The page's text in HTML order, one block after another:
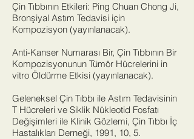
Çin Tıbbının Etkileri: Ping Chuan Chong Ji,
Bronşiyal Astım Tedavisi için
Kompozisyon (yayınlanacak).
Anti-Kanser Numarası Bir, Çin Tıbbının Bir
Kompozisyonunun Tümör Hücrelerini in
vitro Öldürme Etkisi (yayınlanacak).
Geleneksel Çin Tıbbı ile Astım Tedavisinin
T Hücreleri ve Siklik Nükleotid Fosfatı
Değişimleri ile Klinik Gözlemi, Çin Tıbbı İç
Hastalıkları Derneği, 1991, 10, 5.